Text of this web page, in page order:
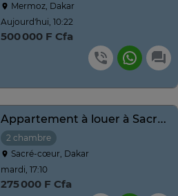
Mermoz, Dakar
Aujourd'hui, 10:22
500 000 F Cfa
Appartement à louer à Sacré cœur 3 derrière Good Rade
2 chambre
Sacré-cœur, Dakar
mardi, 17:10
275 000 F Cfa